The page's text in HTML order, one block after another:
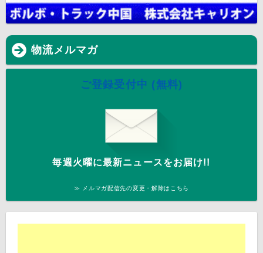
物流メルマガ
ご登録受付中 (無料)
毎週火曜に最新ニュースをお届け!!
≫ メルマガ配信先の変更・解除はこちら